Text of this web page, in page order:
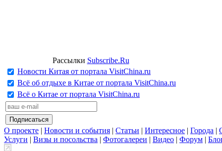
Рассылки Subscribe.Ru
Новости Китая от портала VisitChina.ru
Всё об отдыхе в Китае от портала VisitChina.ru
Всё о Китае от портала VisitChina.ru
О проекте | Новости и события | Статьи | Интересное | Города |
Услуги | Визы и посольства | Фотогалереи | Видео | Форум |